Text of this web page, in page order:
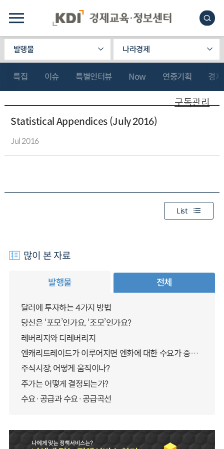
발행물 나라경제
특집 이슈 특별인터뷰 Now 연중기획 경
Statistical Appendices (July 2016)
Jul 2016
List
구독관리
많이 본 자료
발행물 전체
달러에 투자하는 4가지 방법
당신은 ‘포모’인가요, ‘조모’인가요?
레버리지와 디레버리지
엔캐리트레이드가 이루어지면 엔화에 대한 수요가 증가하지 않나요?
주식시장, 어떻게 움직이나?
주가는 어떻게 결정되는가?
수요·공급과 수요·공급곡선